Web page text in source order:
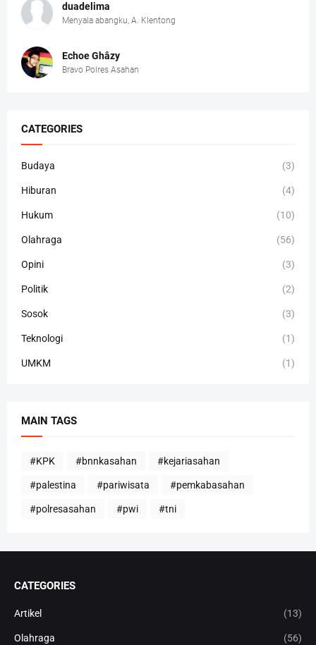
duadelima
Menyala abangku, A. Klentong
Echoe Ghâzy
Bravo Polres Asahan
CATEGORIES
Budaya (3)
Hiburan (4)
Hukum (10)
Olahraga (56)
Opini (3)
Politik (2)
Sosok (3)
Teknologi (1)
UMKM (1)
MAIN TAGS
#KPK #bnnkasahan #kejariasahan
#palestina #pariwisata #pemkabasahan
#polresasahan #pwi #tni
CATEGORIES
Artikel (13)
Olahraga (56)